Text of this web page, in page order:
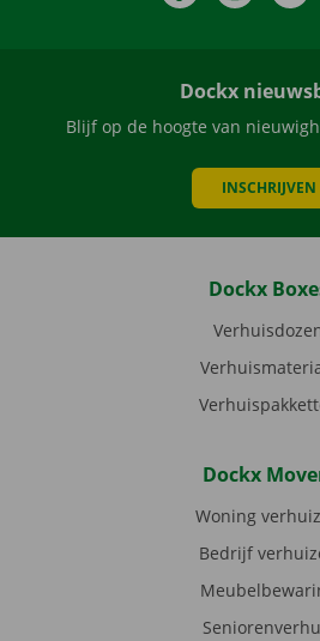
Dockx
Blijf op de hoogte van
INSCHRIJVEN
Dockx
Dockx
Woning
Bedrijf